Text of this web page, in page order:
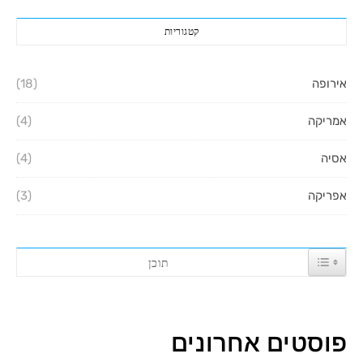
קטגוריות
אירופה (18)
אמריקה (4)
אסיה (4)
אפריקה (3)
תוכן
פוסטים אחרונים